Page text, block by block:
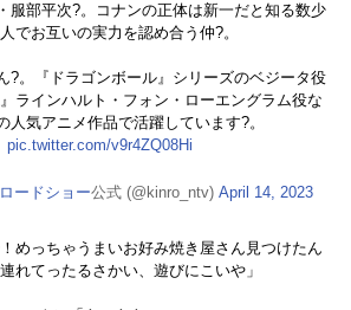
服部平次?。コナンの正体は新一だと知る数少
でお互いの実力を認め合う仲?。
?。『ドラゴンボール』シリーズのベジータ役
ラインハルト・フォン・ローエングラム役な
人気アニメ作品で活躍しています?。
pic.twitter.com/v9r4ZQ08Hi
ードショー公式 (@kinro_ntv) April 14, 2023
めっちゃうまいお好み焼き屋さん見つけたん
れてったるさかい、遊びにこいや」